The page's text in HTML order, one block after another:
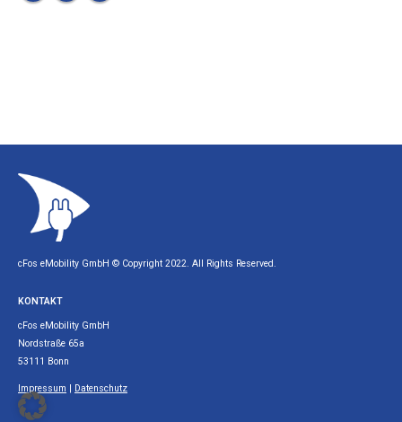
cFos eMobility GmbH © Copyright 2022. All Rights Reserved.
KONTAKT
cFos eMobility GmbH
Nordstraße 65a
53111 Bonn
Impressum Datenschutz